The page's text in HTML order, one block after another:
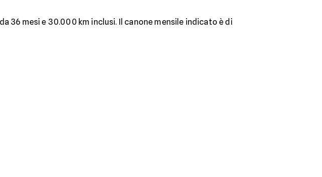
36 mesi e 30.000 km inclusi. Il canone mensile indicato è di